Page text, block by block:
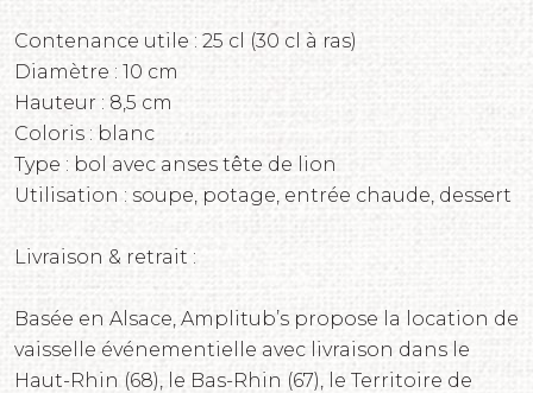
Contenance utile : 25 cl (30 cl à ras)
Diamètre : 10 cm
Hauteur : 8,5 cm
Coloris : blanc
Type : bol avec anses tête de lion
Utilisation : soupe, potage, entrée chaude, dessert
Livraison & retrait :
Basée en Alsace, Amplitub’s propose la location de
vaisselle événementielle avec livraison dans le
Haut-Rhin (68), le Bas-Rhin (67), le Territoire de